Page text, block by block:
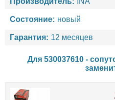
Состояние: новый
Гарантия: 12 месяцев
Для 530037610 -